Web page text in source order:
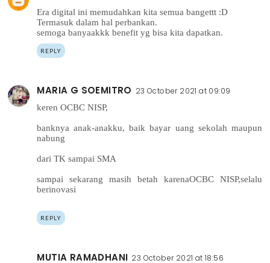
Era digital ini memudahkan kita semua bangettt :D
Termasuk dalam hal perbankan.
semoga banyaakkk benefit yg bisa kita dapatkan.
REPLY
MARIA G SOEMITRO 23 October 2021 at 09:09
keren OCBC NISP,
banknya anak-anakku, baik bayar uang sekolah maupun
nabung
dari TK sampai SMA
sampai sekarang masih betah karenaOCBC NISP,selalu
berinovasi
REPLY
MUTIA RAMADHANI 23 October 2021 at 18:56